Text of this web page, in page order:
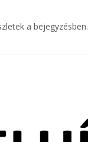
a bejegyzésben.